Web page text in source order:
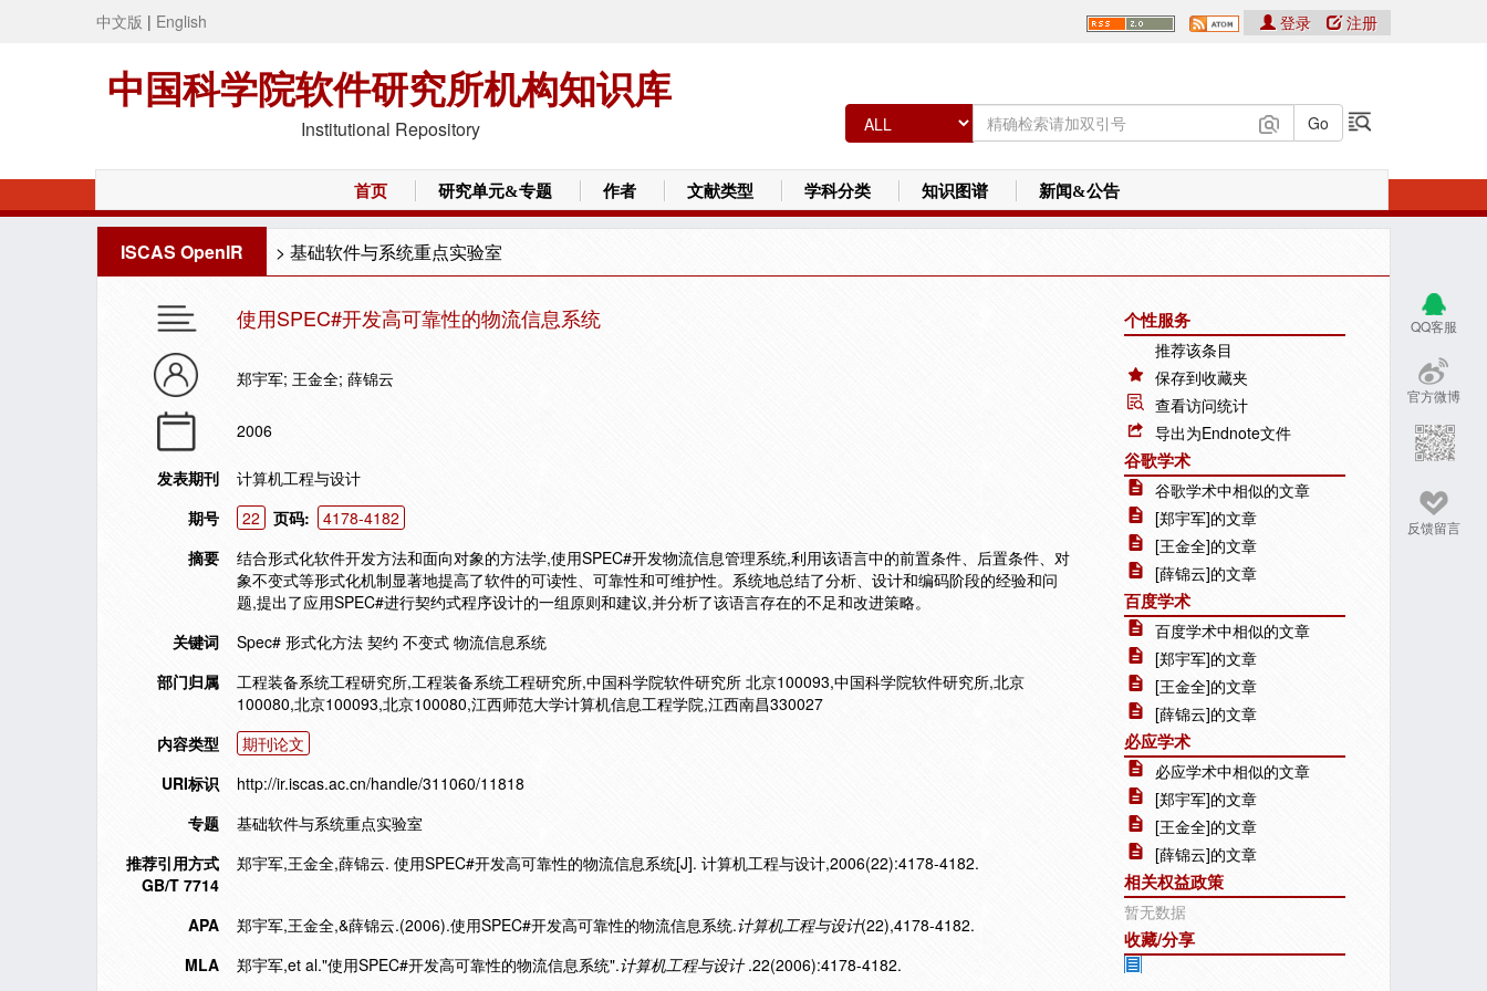
中文版 | English
中国科学院软件研究所机构知识库
Institutional Repository
登录 注册
首页 研究单元&专题 作者 文献类型 学科分类 知识图谱 新闻&公告
ISCAS OpenIR > 基础软件与系统重点实验室
QQ客服
官方微博
反馈留言
使用SPEC#开发高可靠性的物流信息系统
郑宇军; 王金全; 薛锦云
2006
发表期刊
计算机工程与设计
期号
22 页码:
4178-4182
摘要
结合形式化软件开发方法和面向对象的方法学,使用SPEC#开发物流信息管理系统,利用该语言中的前置条件、后置条件、对
象不变式等形式化机制显著地提高了软件的可读性、可靠性和可维护性。系统地总结了分析、设计和编码阶段的经验和问
题,提出了应用SPEC#进行契约式程序设计的一组原则和建议,并分析了该语言存在的不足和改进策略。
关键词
Spec# 形式化方法 契约 不变式 物流信息系统
部门归属
工程装备系统工程研究所,工程装备系统工程研究所,中国科学院软件研究所 北京100093,中国科学院软件研究所,北京
100080,北京100093,北京100080,江西师范大学计算机信息工程学院,江西南昌330027
内容类型
期刊论文
URI标识
http://ir.iscas.ac.cn/handle/311060/11818
专题
基础软件与系统重点实验室
推荐引用方式
GB/T 7714
郑宇军,王金全,薛锦云. 使用SPEC#开发高可靠性的物流信息系统[J]. 计算机工程与设计,2006(22):4178-4182.
APA 郑宇军,王金全,&薛锦云.(2006).使用SPEC#开发高可靠性的物流信息系统.计算机工程与设计(22),4178-4182.
MLA
郑宇军,et al."使用SPEC#开发高可靠性的物流信息系统".计算机工程与设计.22(2006):4178-4182.
个性服务
推荐该条目
保存到收藏夹
查看访问统计
导出为Endnote文件
谷歌学术
谷歌学术中相似的文章
[郑宇军]的文章
[王金全]的文章
[薛锦云]的文章
百度学术
百度学术中相似的文章
[郑宇军]的文章
[王金全]的文章
[薛锦云]的文章
必应学术
必应学术中相似的文章
[郑宇军]的文章
[王金全]的文章
[薛锦云]的文章
相关权益政策
暂无数据
收藏/分享